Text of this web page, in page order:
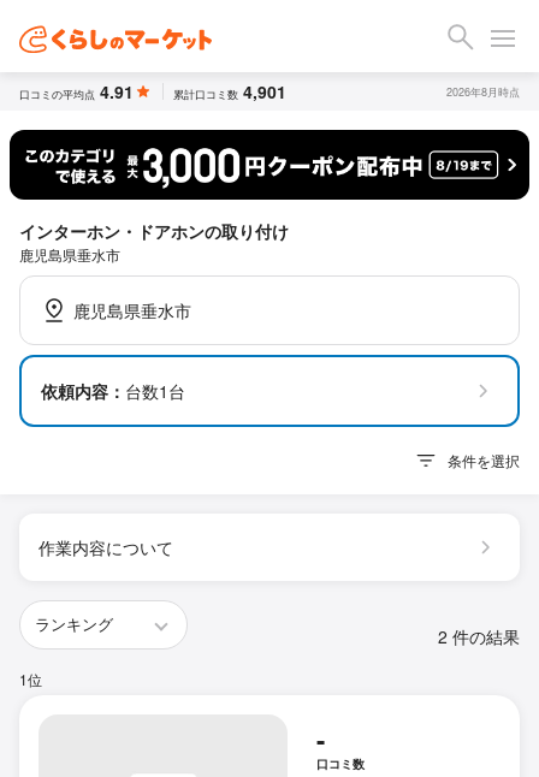
口コミの平均点 4.91 累計口コミ数 4,901 2026年8月時点
インターホン・ドアホンの取り付け
鹿児島県垂水市
鹿児島県垂水市
依頼内容： 台数1台
条件を選択
作業内容について
2 件の結果
1位
-
口コミ数